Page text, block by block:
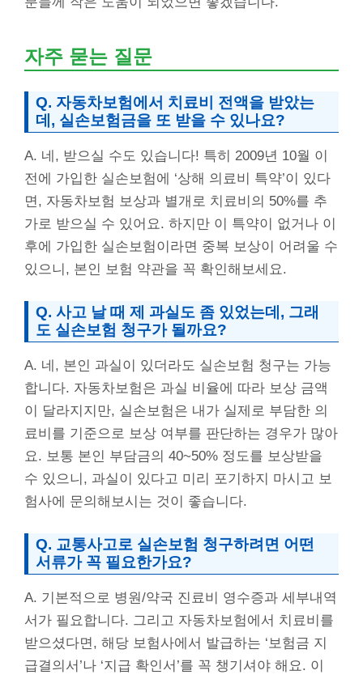
자주 묻는 질문
Q. 자동차보험에서 치료비 전액을 받았는
데, 실손보험금을 또 받을 수 있나요?
A. 네, 받으실 수도 있습니다! 특히 2009년 10월 이
전에 가입한 실손보험에 ‘상해 의료비 특약’이 있다
면, 자동차보험 보상과 별개로 치료비의 50%를 추
가로 받으실 수 있어요. 하지만 이 특약이 없거나 이
후에 가입한 실손보험이라면 중복 보상이 어려울 수
있으니, 본인 보험 약관을 꼭 확인해보세요.
Q. 사고 날 때 제 과실도 좀 있었는데, 그래
도 실손보험 청구가 될까요?
A. 네, 본인 과실이 있더라도 실손보험 청구는 가능
합니다. 자동차보험은 과실 비율에 따라 보상 금액
이 달라지지만, 실손보험은 내가 실제로 부담한 의
료비를 기준으로 보상 여부를 판단하는 경우가 많아
요. 보통 본인 부담금의 40~50% 정도를 보상받을
수 있으니, 과실이 있다고 미리 포기하지 마시고 보
험사에 문의해보시는 것이 좋습니다.
Q. 교통사고로 실손보험 청구하려면 어떤
서류가 꼭 필요한가요?
A. 기본적으로 병원/약국 진료비 영수증과 세부내역
서가 필요합니다. 그리고 자동차보험에서 치료비를
받으셨다면, 해당 보험사에서 발급하는 ‘보험금 지
급결의서’나 ‘지급 확인서’를 꼭 챙기셔야 해요. 이